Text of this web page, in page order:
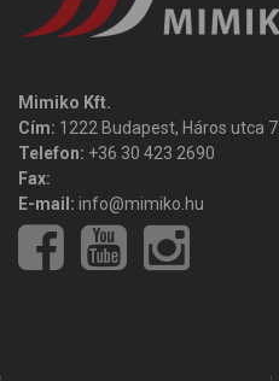
Mimiko Kft.
Cím: 1222 Budapest, Háros utca 7.
Telefon: +36 30 423 2690
Fax:
E-mail: info@mimiko.hu